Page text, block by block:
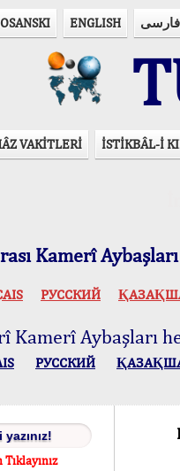
ENGLISH فارسی
VAKİTLERİ İSTİKBÂL-İ
Kamerî
РУССКИЙ
Kamerî Aybaşları
РУССКИЙ